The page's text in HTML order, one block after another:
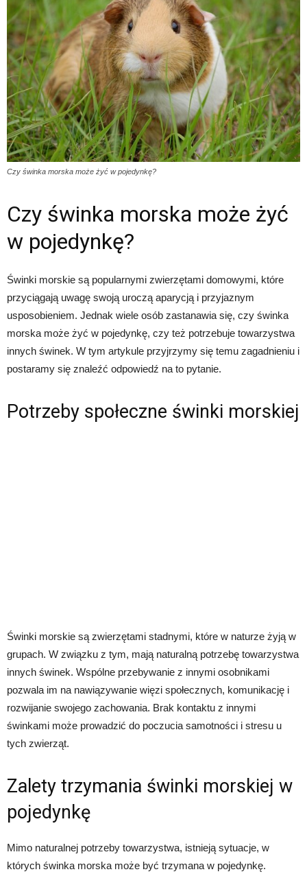
Czy świnka morska może żyć w pojedynkę?
Czy świnka morska może żyć
w pojedynkę?
Świnki morskie są popularnymi zwierzętami domowymi, które
przyciągają uwagę swoją uroczą aparycją i przyjaznym
usposobieniem. Jednak wiele osób zastanawia się, czy świnka
morska może żyć w pojedynkę, czy też potrzebuje towarzystwa
innych świnek. W tym artykule przyjrzymy się temu zagadnieniu i
postaramy się znaleźć odpowiedź na to pytanie.
Potrzeby społeczne świnki morskiej
Świnki morskie są zwierzętami stadnymi, które w naturze żyją w
grupach. W związku z tym, mają naturalną potrzebę towarzystwa
innych świnek. Wspólne przebywanie z innymi osobnikami
pozwala im na nawiązywanie więzi społecznych, komunikację i
rozwijanie swojego zachowania. Brak kontaktu z innymi
świnkami może prowadzić do poczucia samotności i stresu u
tych zwierząt.
Zalety trzymania świnki morskiej w
pojedynkę
Mimo naturalnej potrzeby towarzystwa, istnieją sytuacje, w
których świnka morska może być trzymana w pojedynkę.